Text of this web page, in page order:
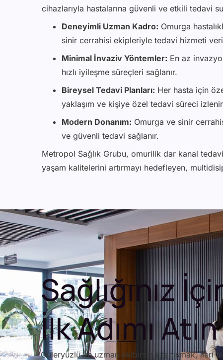
cihazlarıyla hastalarına güvenli ve etkili tedavi
Deneyimli Uzman Kadro: Omurga
sinir cerrahisi ekipleriyle tedavi hizmeti
Minimal İnvaziv Yöntemler: En az
hızlı iyileşme süreçleri sağlanır.
Bireysel Tedavi Planları: Her hasta için
yaklaşım ve kişiye özel tedavi süreci
Modern Donanım: Omurga ve sinir
ve güvenli tedavi sağlanır.
Metropol Sağlık Grubu, omurilik dar kanal
yaşam kalitelerini artırmayı hedefleyen,
Sağlığınız
İlk Adımı Atın
Güleryüzlü ve uzman ekibimizle tanışmak, ileri